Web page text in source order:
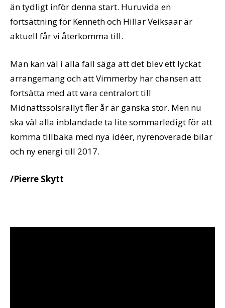
än tydligt inför denna start. Huruvida en
fortsättning för Kenneth och Hillar Veiksaar är
aktuell får vi återkomma till.
Man kan väl i alla fall säga att det blev ett lyckat
arrangemang och att Vimmerby har chansen att
fortsätta med att vara centralort till
Midnattssolsrallyt fler år är ganska stor. Men nu
ska väl alla inblandade ta lite sommarledigt för att
komma tillbaka med nya idéer, nyrenoverade bilar
och ny energi till 2017.
/Pierre Skytt